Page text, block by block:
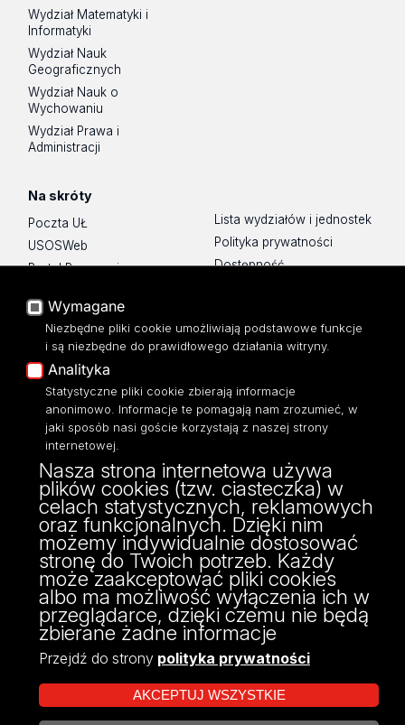
Wydział Matematyki i
Informatyki
Wydział Nauk
Geograficznych
Wydział Nauk o
Wychowaniu
Wydział Prawa i
Administracji
Na skróty
Poczta UŁ
USOSWeb
Portal Pracowniczy
Platforma e-learningowa
Moodle
Eksperci UŁ
Polityka Prywatności
Dostępność
Lista wydziałów i jednostek
Polityka prywatności
Dostępność
ul. Franciszkańska 1/5 (pok. 205)
91-431, Łódź
tel. 42 665 54 82
OSA@uni.lodz.pl
Wymagane
Niezbędne pliki cookie umożliwiają podstawowe funkcje
i są niezbędne do prawidłowego działania witryny.
Analityka
Statystyczne pliki cookie zbierają informacje
anonimowo. Informacje te pomagają nam zrozumieć, w
jaki sposób nasi goście korzystają z naszej strony
internetowej.
Nasza strona internetowa używa
plików cookies (tzw. ciasteczka) w
celach statystycznych, reklamowych
oraz funkcjonalnych. Dzięki nim
możemy indywidualnie dostosować
stronę do Twoich potrzeb. Każdy
może zaakceptować pliki cookies
albo ma możliwość wyłączenia ich w
przeglądarce, dzięki czemu nie będą
zbierane żadne informacje
Przejdź do strony polityka prywatności
AKCEPTUJ WSZYSTKIE